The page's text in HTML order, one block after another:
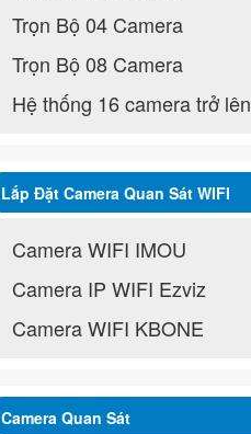
Trọn Bộ 04 Camera
Trọn Bộ 08 Camera
Hệ thống 16 camera trở lên
Lắp Đặt Camera Quan Sát WIFI
Không Dây
Camera WIFI IMOU
Camera IP WIFI Ezviz
Camera WIFI KBONE
Camera Quan Sát